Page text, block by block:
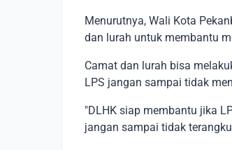
Menurutnya, Wali Kota
dan lurah untuk membantu
Camat dan lurah bisa
LPS jangan sampai tidak
"DLHK siap membantu jika
jangan sampai tidak